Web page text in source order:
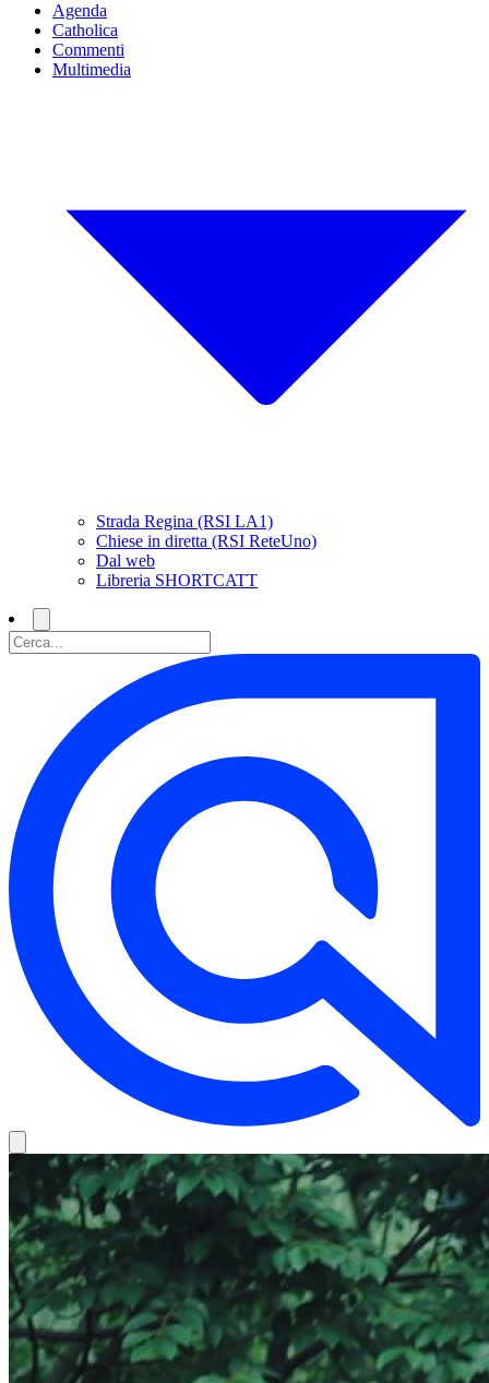
Agenda
Catholica
Commenti
Multimedia
Strada Regina (RSI LA1)
Chiese in diretta (RSI ReteUno)
Dal web
Libreria SHORTCATT